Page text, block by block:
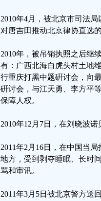
2010年4月，被北京市司法
对唐吉田推动北京律协直选
2010年，被吊销执照之后继
有：广西北海白虎头村土地
行重庆打黑中题硏讨会，向
硏讨会，与江天勇、李方平
保障人权。
2010年12月7日，在刘晓波
2011年2月16日，在中国当
地方，受到剥夺睡眠、长时
骂和审讯。
2011年3月5日被北京警方送